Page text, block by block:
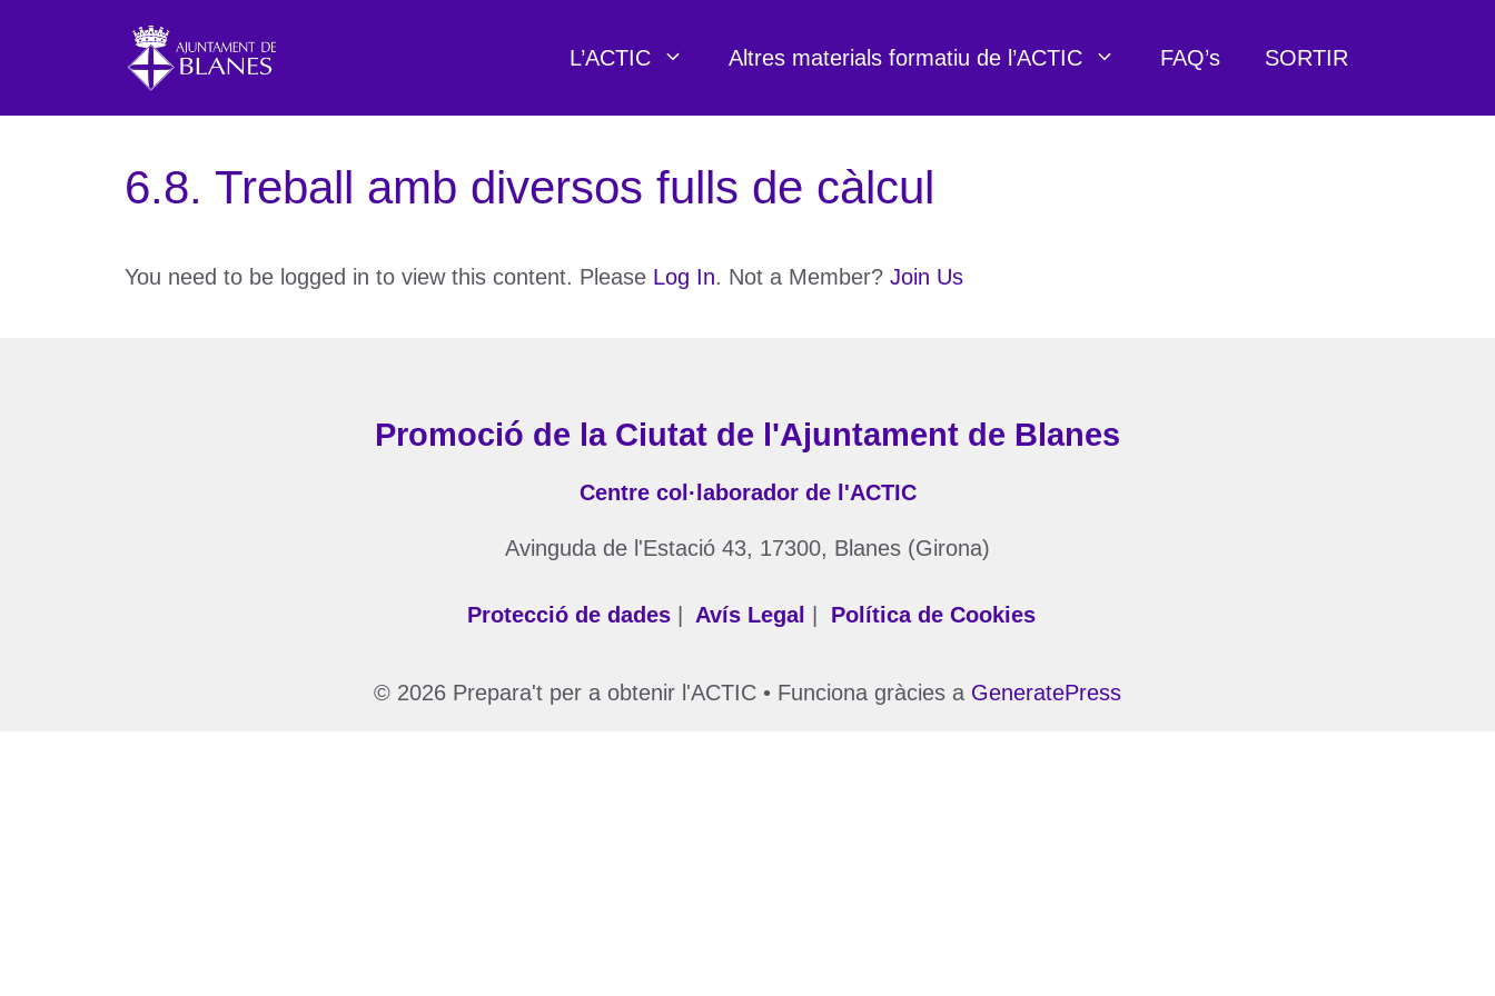
L’ACTIC Altres materials formatiu de l’ACTIC FAQ’s SORTIR
6.8. Treball amb diversos fulls de càlcul
You need to be logged in to view this content. Please Log In. Not a Member? Join Us
Promoció de la Ciutat de l'Ajuntament de Blanes
Centre col·laborador de l'ACTIC
Avinguda de l'Estació 43, 17300, Blanes (Girona)
Protecció de dades Avís Legal Política de Cookies
© 2026 Prepara't per a obtenir l'ACTIC • Funciona gràcies a GeneratePress